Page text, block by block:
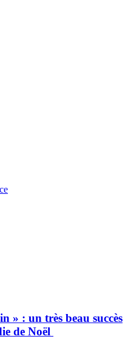
» : un très beau succès
de Noël